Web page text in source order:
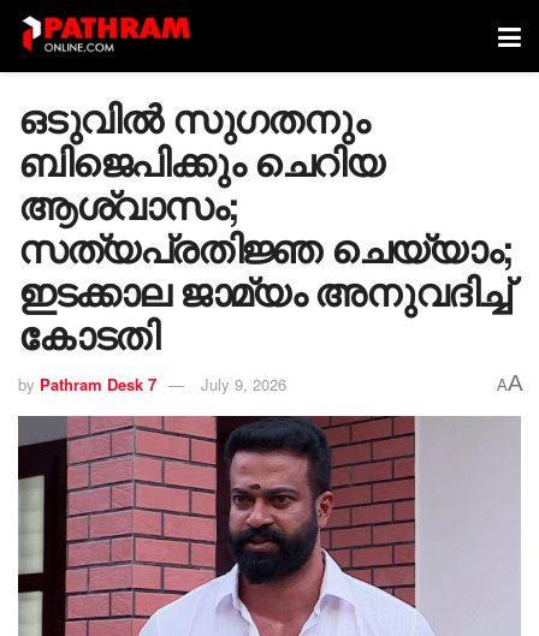
ഒടുവിൽ സു​ഗതനും
ബിജെപിക്കും ചെറിയ
ആശ്വാസം;
സത്യപ്രതിജ്ഞ ചെയ്യാം;
ഇടക്കാല ജാമ്യം അനുവദിച്ച്
കോടതി
by Pathram Desk 7 July 9, 2026 AA